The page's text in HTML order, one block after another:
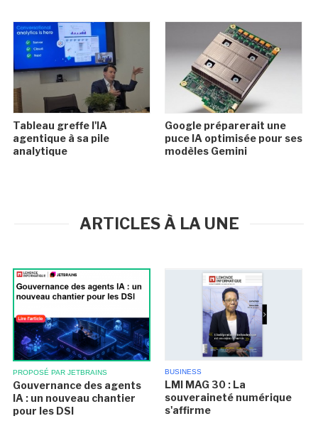
Tableau greffe l'IA
agentique à sa pile
analytique
Google préparerait une
puce IA optimisée pour ses
modèles Gemini
ARTICLES À LA UNE
PROPOSÉ PAR JETBRAINS
Gouvernance des agents
IA : un nouveau chantier
pour les DSI
BUSINESS
LMI MAG 30 : La
souveraineté numérique
s'affirme